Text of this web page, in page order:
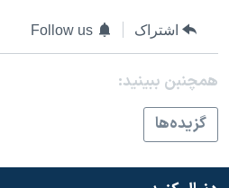
اعتراضات مردمی آبان ۹۸
اسرائیل در جنگ
نرگس محمدی برنده جایزه نوبل صلح
همایش محافظه‌کاران آمریکا «سی‌پک»
اشتراک Follow us
همچنبن ببینید:
گزيده‌ها